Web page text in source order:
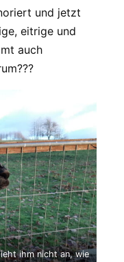
und jetzt
eitrige und
auch
ihm nicht an, wie